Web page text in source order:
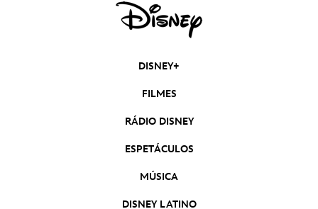
DISNEY+
FILMES
RÁDIO DISNEY
ESPETÁCULOS
MÚSICA
DISNEY LATINO